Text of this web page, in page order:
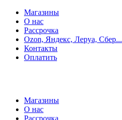
Магазины
О нас
Рассрочка
Ozon, Яндекс, Леруа, Сбер...
Контакты
Оплатить
Магазины
О нас
Рассрочка